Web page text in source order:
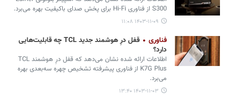
S300 از فناوری Hi-Fi برای پخش صدای باکیفیت بهره می‌برد.
۱۴۰۳-۱۱-۰۹ ۱۱:۰۸
فناوری
قفل درِ هوشمند جدید TCL چه قابلیت‌هایی
دارد؟
اطلاعات ارائه شده نشان می‌دهد که قفل درِ هوشمند TCL
K7G Plus از فناوری پیشرفته تشخیص چهره سه‌بعدی بهره
می‌برد.
۱۴۰۳-۱۱-۰۳ ۱۳:۴۰